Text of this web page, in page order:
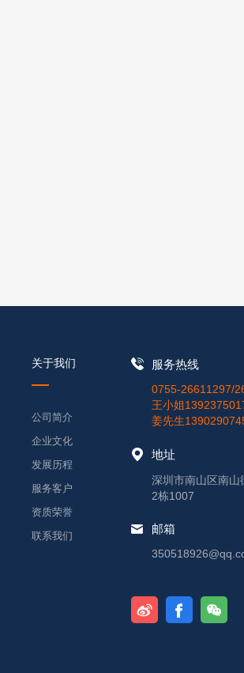
关于我们
公司简介
企业文化
发展历程
服务客户
资质荣誉
联系我们
服务热线
0755-26611297/
王小姐
姜先生
地址
深圳市南山区南山
2栋1007
邮箱